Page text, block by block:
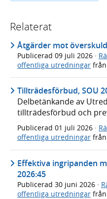
Relaterat
Åtgärder mot
Publicerad 09 juli 2026 ·
offentliga utredningar från
Tillträdesförbud, SOU
Delbetänkande av
tillträdesförbud och
Publicerad 01 juli 2026 ·
offentliga utredningar från
Effektiva ingripanden
2026:45
Publicerad 30 juni 2026 ·
offentliga utredningar från